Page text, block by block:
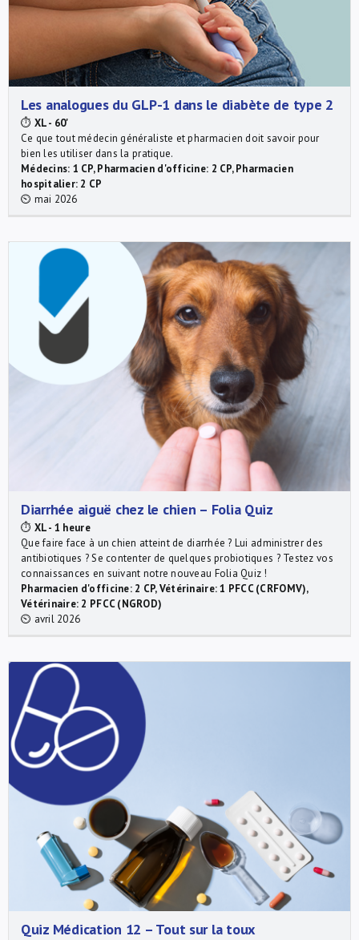
Les analogues du GLP-1 dans le diabète de type 2
⏱ XL - 60'
Ce que tout médecin généraliste et pharmacien doit savoir pour
bien les utiliser dans la pratique.
Médecins: 1 CP, Pharmacien d'officine: 2 CP, Pharmacien
hospitalier: 2 CP
⏲ mai 2026
Diarrhée aiguë chez le chien – Folia Quiz
⏱ XL - 1 heure
Que faire face à un chien atteint de diarrhée ? Lui administrer des
antibiotiques ? Se contenter de quelques probiotiques ? Testez vos
connaissances en suivant notre nouveau Folia Quiz !
Pharmacien d'officine: 2 CP, Vétérinaire: 1 PFCC (CRFOMV),
Vétérinaire: 2 PFCC (NGROD)
⏲ avril 2026
Quiz Médication 12 – Tout sur la toux